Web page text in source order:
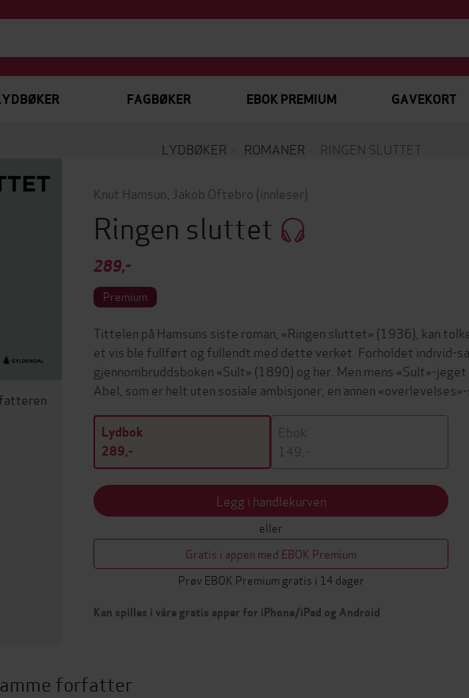
FAGBØKER EBOK PREMIUM GAVEKORT
LYDBØKER ROMANER RINGEN SLUTTET
Knut Hamsun Jakob Oftebro (innleser)
Ringen sluttet
289,-
Premium
Tittelen på Hamsuns siste roman, «Ringen sluttet» (1936), kan
et vis ble fullført og fullendt med dette verket. Forholdet individ-
gjennombruddsboken «Sult» (1890) og her. Men mens «Sult»-
Abel, som er helt uten sosiale ambisjoner, en annen
Lydbok
289,-
Ebok
149,-
Legg i handlekurven
eller
Gratis i appen med EBOK Premium
Prøv EBOK Premium gratis i 14 dager
Kan spilles i våre gratis apper for iPhone/iPad og Android
forfatter